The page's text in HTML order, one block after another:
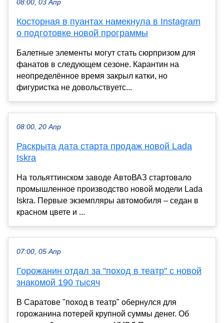
08:00, 03 Апр
Косторная в пуантах намекнула в Instagram
о подготовке новой программы
Балетные элементы могут стать сюрпризом для
фанатов в следующем сезоне. Карантин на
неопределённое время закрыл катки, но
фигуристка не довольствуетс...
08:00, 20 Апр
Раскрыта дата старта продаж новой Lada
Iskra
На тольяттинском заводе АвтоВАЗ стартовало
промышленное производство новой модели Lada
Iskra. Первые экземпляры автомобиля – седан в
красном цвете и ...
07:00, 05 Апр
Горожанин отдал за "поход в театр" с новой
знакомой 190 тысяч
В Саратове "поход в театр" обернулся для
горожанина потерей крупной суммы денег. Об